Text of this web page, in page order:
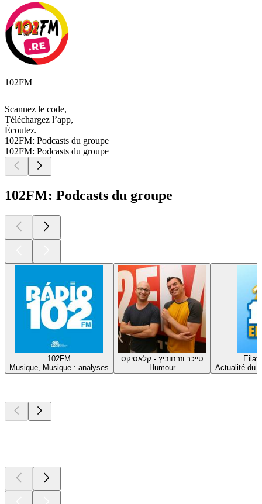
102FM
Scannez le code,
Téléchargez l’app,
Écoutez.
102FM: Podcasts du groupe
102FM: Podcasts du groupe
102FM: Podcasts du groupe
102FM
Musique, Musique : analyses
טייכר וזרחוביץ - קלאסיקס
Humour
Actualité du